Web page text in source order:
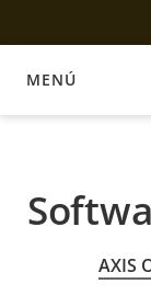
MENÚ
SOFTWARE
AXIS